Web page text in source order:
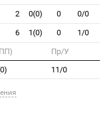
2 0(0) 0 0/0
6 1(0) 0 1/0
Пр/У
11/0